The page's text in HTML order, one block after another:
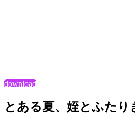
download
とある夏、姪とふたり